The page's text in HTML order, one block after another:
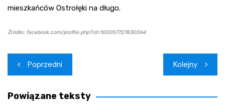
mieszkańców Ostrołęki na długo.
Źródło: facebook.com/profile.php?id=100057727830064
Nawigacja
wpisu
Poprzedni Kolejny
Powiązane teksty